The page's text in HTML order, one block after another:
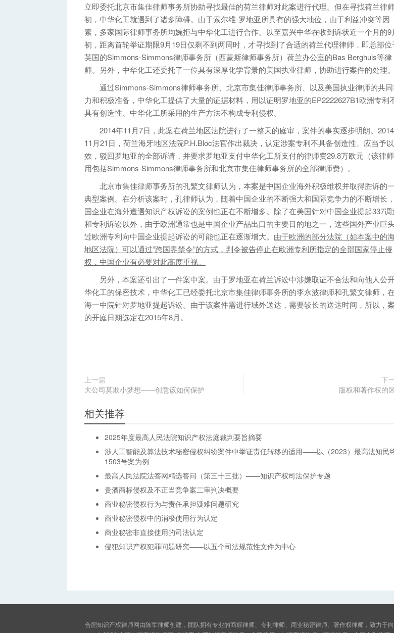
立即委托北京市集佳律师事务所协助寻找最佳的荷兰律师对此案进行代理。但在寻找荷兰律
初，中华化工就遇到了诸多障碍。由于索尔维-罗地亚所具有的强大地位，由于利益冲突等因
素，多家国际律师事务所均婉拒与中华化工进行合作。以至嘉兴中华在收到诉状近一个月的9
初，距离首轮举证期限9月19日仅剩不到两周时，才寻找到了合适的荷兰代理律师，即总部位
英国的Simmons-Simmons律师事务所（西蒙斯律师事务所）荷兰办公室的Bas Berghuis等律
师。另外，中华化工还委托了一位具有深厚化学背景的美国执业律师，协助进行案件的处理。
通过Simmons-Simmons律师事务所、北京市集佳律师事务所、以及美国执业律师的共
力和积极准备，中华化工提供了大量的证据材料，用以证明罗地亚的EP2222627B1欧洲专利
具有创造性、中华化工所采用的生产方法不构成专利侵权。
2014年11月7日，此案在荷兰地区法院进行了一整天的庭审，案件的事实逐步明朗。
11月21日，荷兰海牙地区法院P.H.Bloc法官作出裁决，认定涉案专利不具备创造性、应当予
效，驳回罗地亚的全部诉请，并要求罗地亚支付中华化工所支付的律师费29.8万欧元（该律
用包括Simmons-Simmons律师事务所和北京市集佳律师事务所的全部律师费）。
北京市集佳律师事务所的孔繁文律师认为，本案是中国企业海外积极维权并取得胜诉的
典型案例。在分析该案时，孔律师认为，随着中国企业的不断强大和国际竞争力的不断增长
国企业在海外遭遇知识产权诉讼的案例也正在不断增多。除了在美国针对中国企业提起337调
和专利诉讼以外，由于欧洲通常也是中国企业产品出口的主要目的地之一，这些国外产业巨
过欧洲专利向中国企业提起诉讼的可能也正在逐渐增大。 由于欧洲的部分法院（如本案中的
地区法院）可以通过”跨国界禁令”的方式，判令被告停止在欧洲专利所指定的全部国家停止侵
权，中国企业有必要对此高度重视。
另外，本案还引出了一件案中案。由于罗地亚在荷兰诉讼中涉嫌取证不合法和向他人公
华化工的保密技术，中华化工已经委托北京市集佳律师事务所的李永波律师和孔繁文律师，
海一中院针对罗地亚提起诉讼。由于该案件需进行域外送达，需要较长的送达时间，所以，
的开庭日期选定在2015年8月。
上一篇
大公司莫欺小梦想——创意该如何保护
下
版权和著作权的
相关推荐
2025年度最高人民法院知识产权法庭裁判要旨摘要
涉人工智能及算法技术秘密侵权纠纷案件中举证责任转移的适用——以（2023）最高法知民
1503号案为例
最高人民法院法答网精选答问（第三十三批）——知识产权司法保护专题
贵酒商标侵权及不正当竞争案二审判决概要
商业秘密侵权行为与责任承担疑难问题研究
商业秘密侵权中的消极使用行为认定
商业秘密非直接使用的司法认定
侵犯知识产权犯罪问题研究——以五个司法规范性文件为中心
合肥知识产权律师网由陈军律师创建，团队拥有专业的商标律师、专利律师、商业秘密律师、著作权律师，致力于